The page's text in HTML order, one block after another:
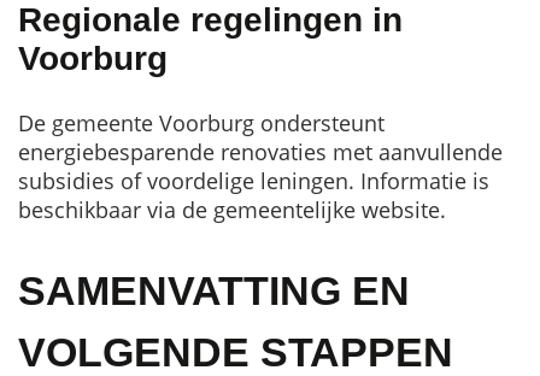
Regionale regelingen in
Voorburg
De gemeente Voorburg ondersteunt
energiebesparende renovaties met aanvullende
subsidies of voordelige leningen. Informatie is
beschikbaar via de gemeentelijke website.
SAMENVATTING EN
VOLGENDE STAPPEN